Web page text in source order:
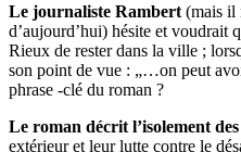
Le journaliste Rambert (mais il
d’aujourd’hui) hésite et voudrait
Rieux de rester dans la ville ;
son point de vue : „…on peut
phrase -clé du roman ?
Le roman décrit l’isolement
extérieur et leur lutte contre le